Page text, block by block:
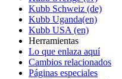
Kubb Schweiz (de)
Kubb Uganda(en)
Kubb USA (en)
Herramientas
Lo que enlaza aquí
Cambios relacionados
Páginas especiales